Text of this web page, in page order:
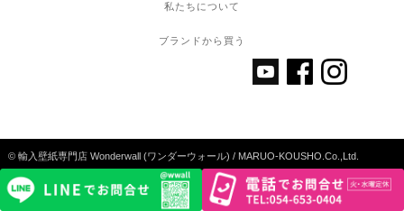
私たちについて
ブランドから買う
© 輸入壁紙専門店 Wonderwall (ワンダーウォール) / MARUO-KOUSHO.Co.,Ltd.